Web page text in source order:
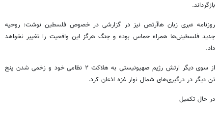
بازگرداند.
روزنامه عبری زبان هاآرتص نیز در گزارشی در خصوص فلسطین نوشت: روحیه
جدید فلسطینی‌ها همراه حماس بوده و جنگ هرگز این واقعیت را تغییر نخواهد
داد.
از سوی دیگر ارتش رژیم صهیونیستی به هلاکت ۲ نظامی خود و زخمی شدن پنج
تن دیگر در درگیری‌های شمال نوار غزه اذعان کرد.
در حال تکمیل